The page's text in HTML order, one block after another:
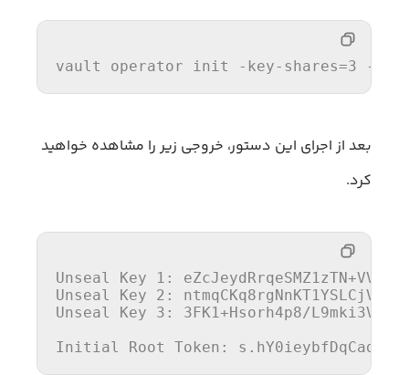
vault operator init -key-shares=3 -
بعد از اجرای این دستور، خروجی زیر را مشاهده خواهید
کرد.
Unseal Key
1
Unseal
Key 2
Unseal
Key 3 : 3 FK1+Hsorh4p8/
Initial
Root Token: